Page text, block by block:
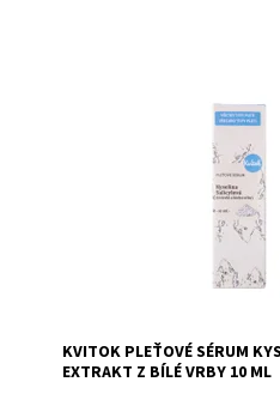
KVITOK PLEŤOVÉ SÉRUM
EXTRAKT Z BÍLÉ VRBY 10 ML